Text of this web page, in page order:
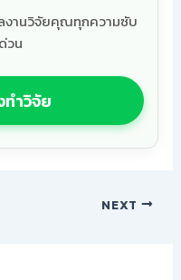
งานวิจัยคุณทุกความซับ
วน
ำวิจัย
NEXT